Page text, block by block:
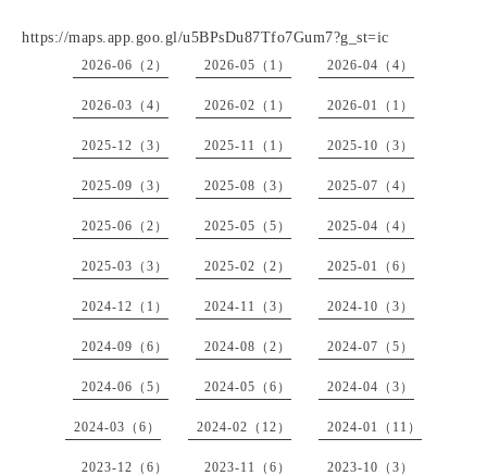
https://maps.app.goo.gl/u5BPsDu87Tfo7Gum7?g_st=ic
2026-06（2） 2026-05（1） 2026-04（4）
2026-03（4） 2026-02（1） 2026-01（1）
2025-12（3） 2025-11（1） 2025-10（3）
2025-09（3） 2025-08（3） 2025-07（4）
2025-06（2） 2025-05（5） 2025-04（4）
2025-03（3） 2025-02（2） 2025-01（6）
2024-12（1） 2024-11（3） 2024-10（3）
2024-09（6） 2024-08（2） 2024-07（5）
2024-06（5） 2024-05（6） 2024-04（3）
2024-03（6） 2024-02（12） 2024-01（11）
2023-12（6） 2023-11（6） 2023-10（3）